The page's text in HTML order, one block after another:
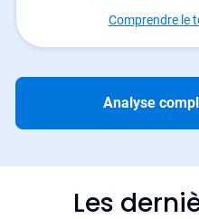
Comprendre le
Analyse
Les